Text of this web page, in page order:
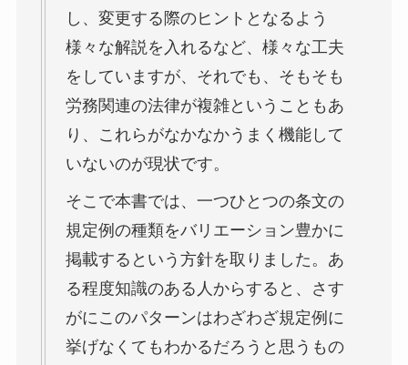
し、変更する際のヒントとなるよう
様々な解説を入れるなど、様々な工夫
をしていますが、それでも、そもそも
労務関連の法律が複雑ということもあ
り、これらがなかなかうまく機能して
いないのが現状です。
そこで本書では、一つひとつの条文の
規定例の種類をバリエーション豊かに
掲載するという方針を取りました。あ
る程度知識のある人からすると、さす
がにこのパターンはわざわざ規定例に
挙げなくてもわかるだろうと思うもの